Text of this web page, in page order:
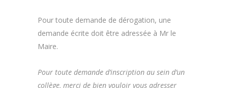
Pour toute demande de dérogation, une
demande écrite doit être adressée à Mr le
Maire.
Pour toute demande d’inscription au sein d’un
collège, merci de bien vouloir vous adresser